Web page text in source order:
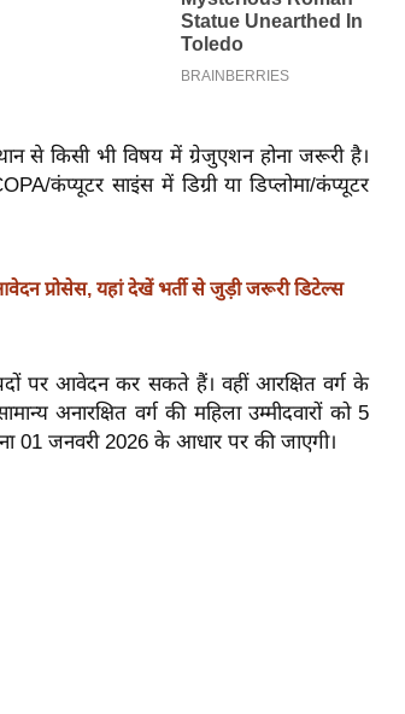
से किसी भी विषय में ग्रेजुएशन होना जरूरी है।
कंप्यूटर साइंस में डिग्री या डिप्लोमा/कंप्यूटर
प्रोसेस, यहां देखें भर्ती से जुड़ी जरूरी डिटेल्स
पर आवेदन कर सकते हैं। वहीं आरक्षित वर्ग के
अनारक्षित वर्ग की महिला उम्मीदवारों को 5
01 जनवरी 2026 के आधार पर की जाएगी।